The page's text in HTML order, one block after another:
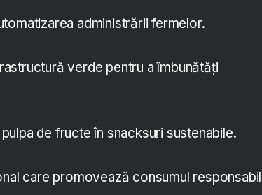
administrării fermelor.
verde pentru a îmbunătăți
de fructe în snacksuri sustenabile.
care promovează consumul responsabil